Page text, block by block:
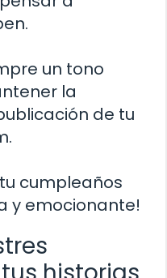
un tono
la
de tu
cumpleaños
y emocionante!